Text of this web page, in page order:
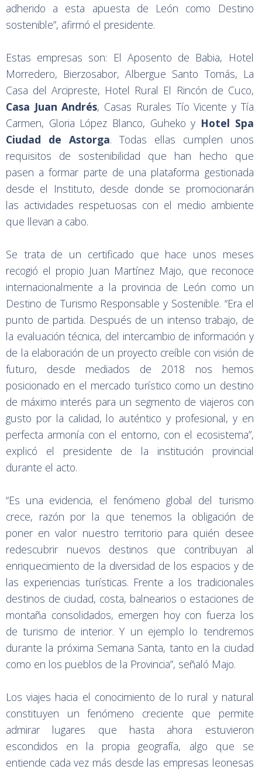
adherido a esta apuesta de León como Destino
sostenible”, afirmó el presidente.
Estas empresas son: El Aposento de Babia, Hotel
Morredero, Bierzosabor, Albergue Santo Tomás, La
Casa del Arcipreste, Hotel Rural El Rincón de Cuco,
Casa Juan Andrés, Casas Rurales Tío Vicente y Tía
Carmen, Gloria López Blanco, Guheko y Hotel Spa
Ciudad de Astorga. Todas ellas cumplen unos
requisitos de sostenibilidad que han hecho que
pasen a formar parte de una plataforma gestionada
desde el Instituto, desde donde se promocionarán
las actividades respetuosas con el medio ambiente
que llevan a cabo.
Se trata de un certificado que hace unos meses
recogió el propio Juan Martínez Majo, que reconoce
internacionalmente a la provincia de León como un
Destino de Turismo Responsable y Sostenible. “Era el
punto de partida. Después de un intenso trabajo, de
la evaluación técnica, del intercambio de información y
de la elaboración de un proyecto creíble con visión de
futuro, desde mediados de 2018 nos hemos
posicionado en el mercado turístico como un destino
de máximo interés para un segmento de viajeros con
gusto por la calidad, lo auténtico y profesional, y en
perfecta armonía con el entorno, con el ecosistema”,
explicó el presidente de la institución provincial
durante el acto.
“Es una evidencia, el fenómeno global del turismo
crece, razón por la que tenemos la obligación de
poner en valor nuestro territorio para quién desee
redescubrir nuevos destinos que contribuyan al
enriquecimiento de la diversidad de los espacios y de
las experiencias turísticas. Frente a los tradicionales
destinos de ciudad, costa, balnearios o estaciones de
montaña consolidados, emergen hoy con fuerza los
de turismo de interior. Y un ejemplo lo tendremos
durante la próxima Semana Santa, tanto en la ciudad
como en los pueblos de la Provincia”, señaló Majo.
Los viajes hacia el conocimiento de lo rural y natural
constituyen un fenómeno creciente que permite
admirar lugares que hasta ahora estuvieron
escondidos en la propia geografía, algo que se
entiende cada vez más desde las empresas leonesas